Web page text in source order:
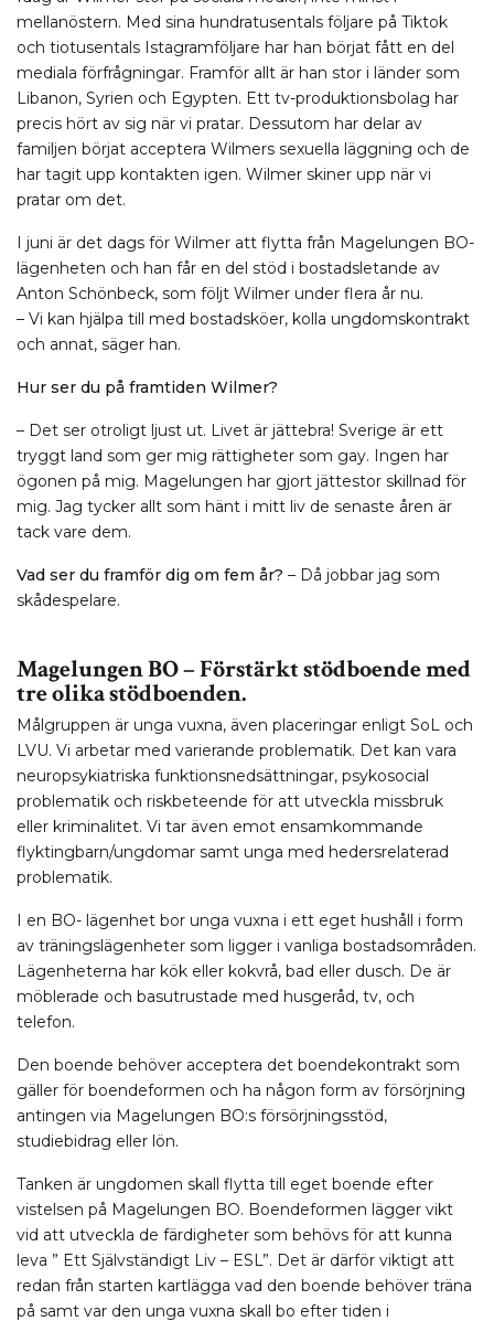
mellanöstern. Med sina hundratusentals följare på Tiktok
och tiotusentals Istagramföljare har han börjat fått en del
mediala förfrågningar. Framför allt är han stor i länder som
Libanon, Syrien och Egypten. Ett tv-produktionsbolag har
precis hört av sig när vi pratar. Dessutom har delar av
familjen börjat acceptera Wilmers sexuella läggning och de
har tagit upp kontakten igen. Wilmer skiner upp när vi
pratar om det.
I juni är det dags för Wilmer att flytta från Magelungen BO-
lägenheten och han får en del stöd i bostadsletande av
Anton Schönbeck, som följt Wilmer under flera år nu.
– Vi kan hjälpa till med bostadsköer, kolla ungdomskontrakt
och annat, säger han.
Hur ser du på framtiden Wilmer?
– Det ser otroligt ljust ut. Livet är jättebra! Sverige är ett
tryggt land som ger mig rättigheter som gay. Ingen har
ögonen på mig. Magelungen har gjort jättestor skillnad för
mig. Jag tycker allt som hänt i mitt liv de senaste åren är
tack vare dem.
Vad ser du framför dig om fem år? – Då jobbar jag som
skådespelare.
Magelungen BO – Förstärkt stödboende med
tre olika stödboenden.
Målgruppen är unga vuxna, även placeringar enligt SoL och
LVU. Vi arbetar med varierande problematik. Det kan vara
neuropsykiatriska funktionsnedsättningar, psykosocial
problematik och riskbeteende för att utveckla missbruk
eller kriminalitet. Vi tar även emot ensamkommande
flyktingbarn/ungdomar samt unga med hedersrelaterad
problematik.
I en BO- lägenhet bor unga vuxna i ett eget hushåll i form
av träningslägenheter som ligger i vanliga bostadsområden.
Lägenheterna har kök eller kokvrå, bad eller dusch. De är
möblerade och basutrustade med husgeråd, tv, och
telefon.
Den boende behöver acceptera det boendekontrakt som
gäller för boendeformen och ha någon form av försörjning
antingen via Magelungen BO:s försörjningsstöd,
studiebidrag eller lön.
Tanken är ungdomen skall flytta till eget boende efter
vistelsen på Magelungen BO. Boendeformen lägger vikt
vid att utveckla de färdigheter som behövs för att kunna
leva ” Ett Självständigt Liv – ESL”. Det är därför viktigt att
redan från starten kartlägga vad den boende behöver träna
på samt var den unga vuxna skall bo efter tiden i